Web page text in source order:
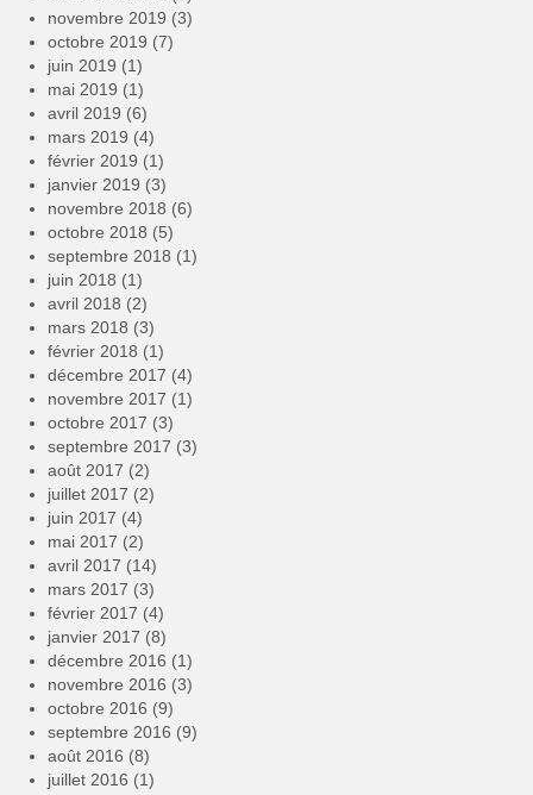
novembre 2019 (3)
octobre 2019 (7)
juin 2019 (1)
mai 2019 (1)
avril 2019 (6)
mars 2019 (4)
février 2019 (1)
janvier 2019 (3)
novembre 2018 (6)
octobre 2018 (5)
septembre 2018 (1)
juin 2018 (1)
avril 2018 (2)
mars 2018 (3)
février 2018 (1)
décembre 2017 (4)
novembre 2017 (1)
octobre 2017 (3)
septembre 2017 (3)
août 2017 (2)
juillet 2017 (2)
juin 2017 (4)
mai 2017 (2)
avril 2017 (14)
mars 2017 (3)
février 2017 (4)
janvier 2017 (8)
décembre 2016 (1)
novembre 2016 (3)
octobre 2016 (9)
septembre 2016 (9)
août 2016 (8)
juillet 2016 (1)